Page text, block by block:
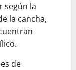
según la
la cancha,
de